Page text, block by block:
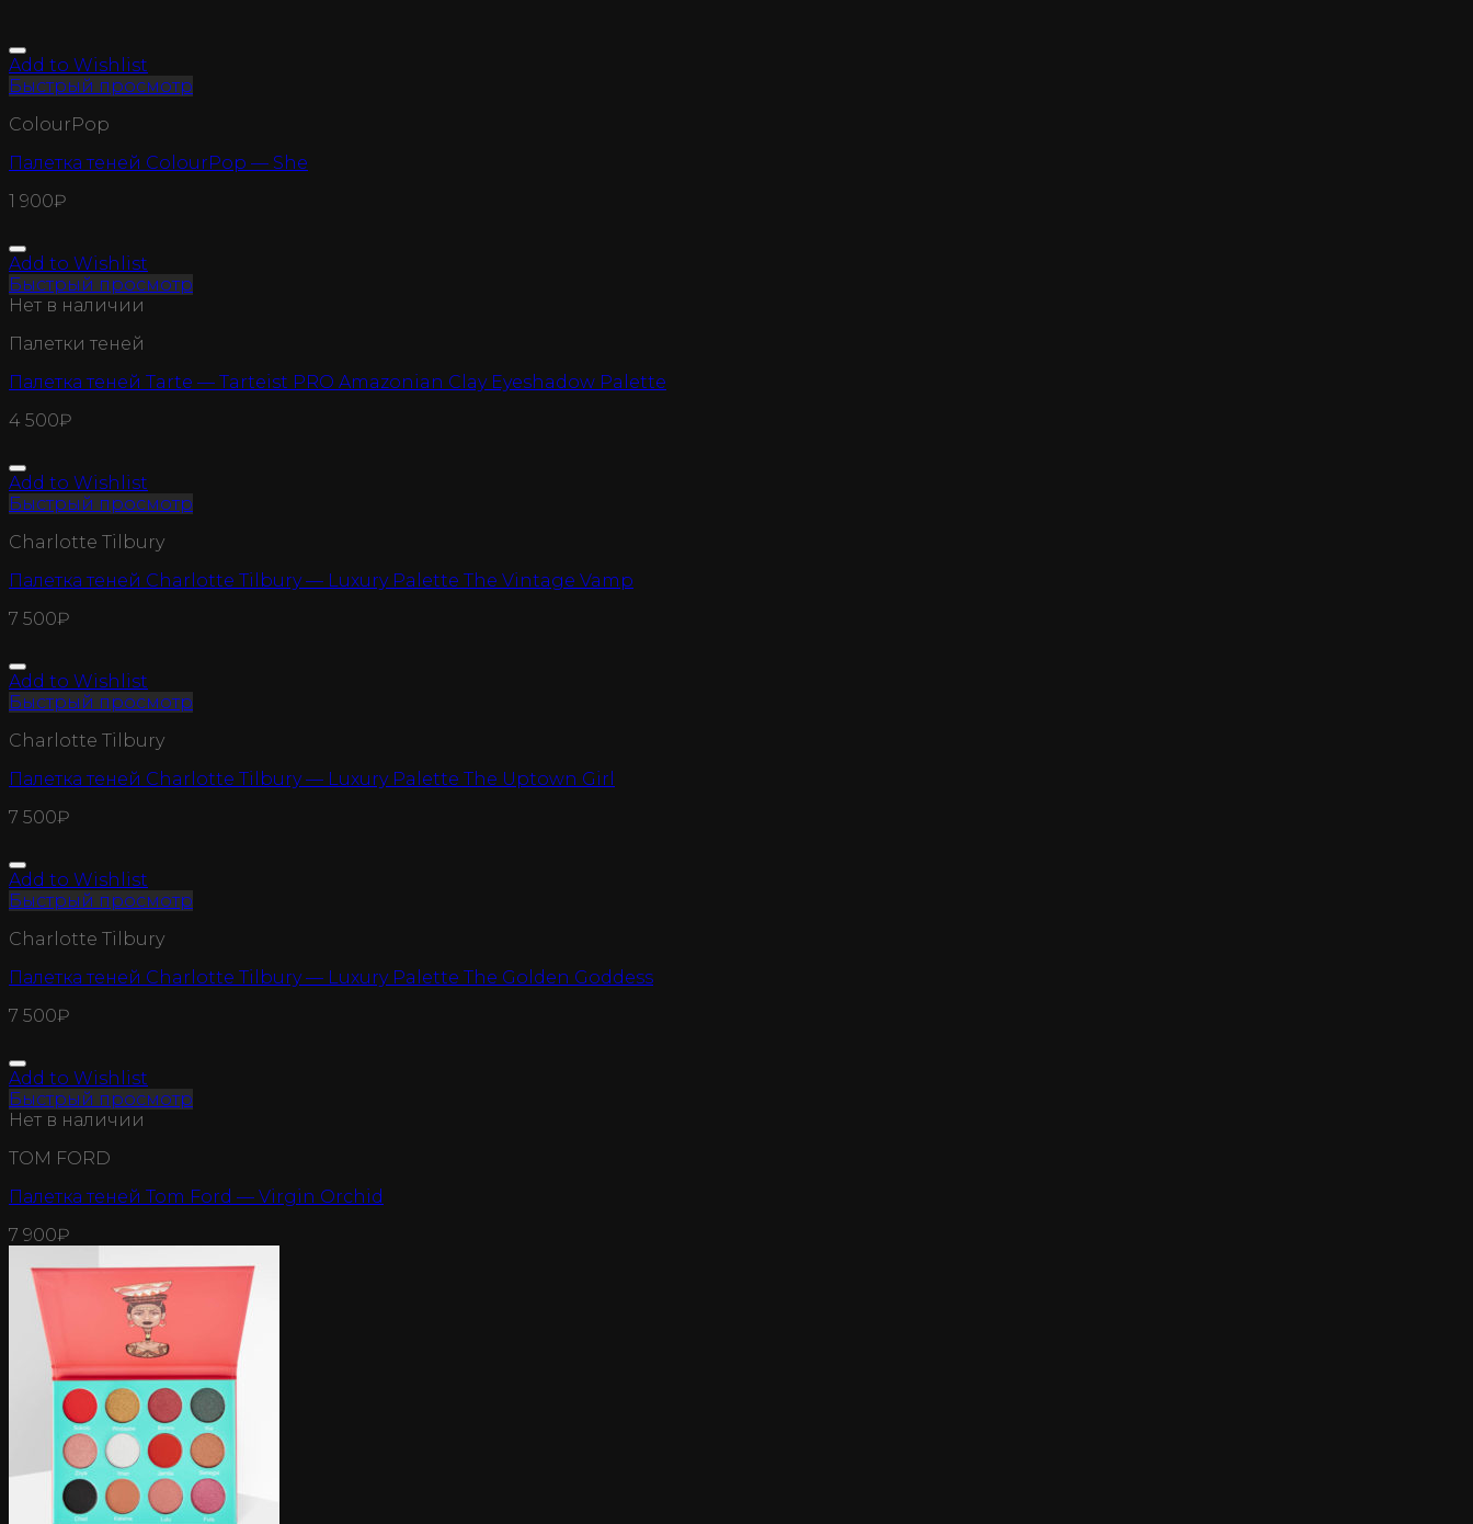
Add to Wishlist
Быстрый просмотр
ColourPop
Палетка теней ColourPop — She
1 900₽
Add to Wishlist
Быстрый просмотр
Нет в наличии
Палетки теней
Палетка теней Tarte — Tarteist PRO Amazonian Clay Eyeshadow Palette
4 500₽
Add to Wishlist
Быстрый просмотр
Charlotte Tilbury
Палетка теней Charlotte Tilbury — Luxury Palette The Vintage Vamp
7 500₽
Add to Wishlist
Быстрый просмотр
Charlotte Tilbury
Палетка теней Charlotte Tilbury — Luxury Palette The Uptown Girl
7 500₽
Add to Wishlist
Быстрый просмотр
Charlotte Tilbury
Палетка теней Charlotte Tilbury — Luxury Palette The Golden Goddess
7 500₽
Add to Wishlist
Быстрый просмотр
Нет в наличии
TOM FORD
Палетка теней Tom Ford — Virgin Orchid
7 900₽